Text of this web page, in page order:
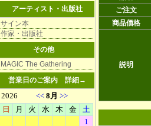
アーティスト・出版社
サイン本
作家・出版社
その他
MAGIC The Gathering
営業日のご案内 詳細→
ご注文
商品価格
説明